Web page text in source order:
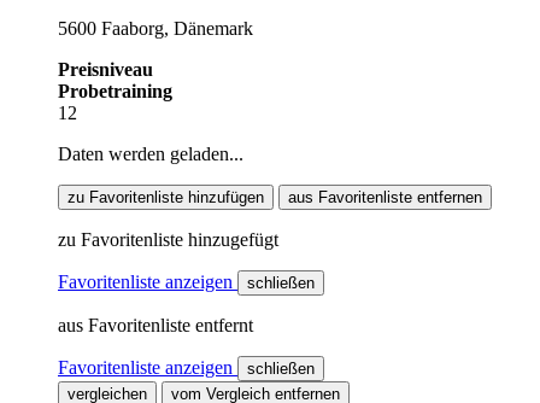
5600 Faaborg, Dänemark
Preisniveau
Probetraining
12
Daten werden geladen...
zu Favoritenliste hinzufügen aus Favoritenliste entfernen
zu Favoritenliste hinzugefügt
Favoritenliste anzeigen schließen
aus Favoritenliste entfernt
Favoritenliste anzeigen
schließen
vergleichen
vom Vergleich entfernen